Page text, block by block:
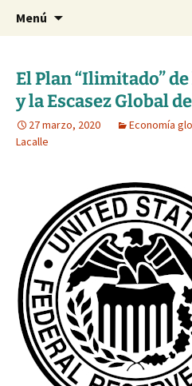
dlacalle.com
Blog de Daniel Lacalle
Menú
El Plan “Ilimitado”
y la Escasez Global
27 marzo, 2020 Economía
Lacalle